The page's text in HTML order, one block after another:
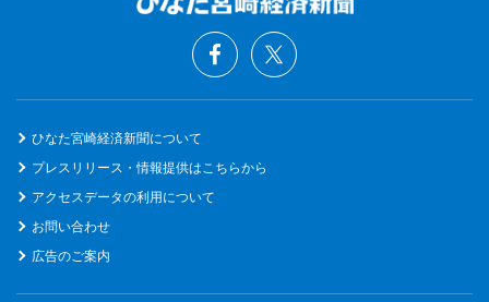
ひなた宮崎経済新聞について
プレスリリース・情報提供はこちらから
アクセスデータの利用について
お問い合わせ
広告のご案内